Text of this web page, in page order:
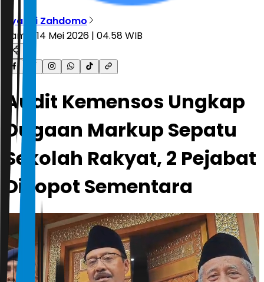
Ryandi Zahdomo
Kamis, 14 Mei 2026 | 04.58 WIB
Audit Kemensos Ungkap
Dugaan Markup Sepatu
Sekolah Rakyat, 2 Pejabat
Dicopot Sementara